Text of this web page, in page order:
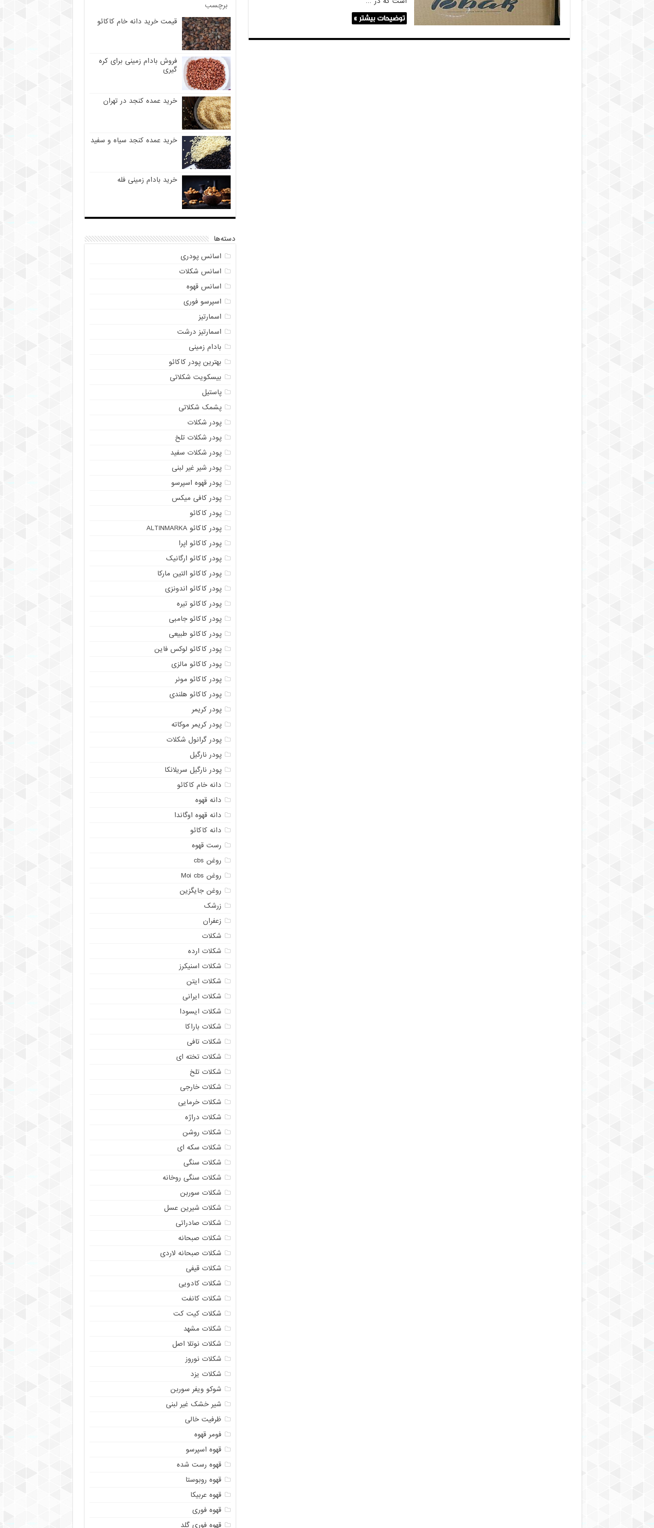
توضیحات بیشتر »
برچسب
قیمت خرید دانه خام کاکائو
فروش بادام زمینی برای کره
گیری
خرید عمده کنجد در تهران
خرید عمده کنجد سیاه و سفید
خرید بادام زمینی فله
دسته‌ها
اسانس پودری
اسانس شکلات
اسانس قهوه
اسپرسو فوری
اسمارتیز
اسمارتیز درشت
بادام زمینی
بهترین پودر کاکائو
بیسکویت شکلاتی
پاستیل
پشمک شکلاتی
پودر شکلات
پودر شکلات تلخ
پودر شکلات سفید
پودر شیر غیر لبنی
پودر قهوه اسپرسو
پودر کافی میکس
پودر کاکائو
پودر کاکائو ALTINMARKA
پودر کاکائو اپرا
پودر کاکائو ارگانیک
پودر کاکائو التین مارکا
پودر کاکائو اندونزی
پودر کاکائو تیره
پودر کاکائو جامبی
پودر کاکائو طبیعی
پودر کاکائو لوکس فاین
پودر کاکائو مالزی
پودر کاکائو مونر
پودر کاکائو هلندی
پودر کریمر
پودر کریمر موکاته
پودر گرانول شکلات
پودر نارگیل
پودر نارگیل سریلانکا
دانه خام کاکائو
دانه قهوه
دانه قهوه اوگاندا
دانه کاکائو
رست قهوه
روغن cbs
روغن Moi cbs
روغن جایگزین
زرشک
زعفران
شکلات
شکلات ارده
شکلات اسنیکرز
شکلات ایتن
شکلات ایرانی
شکلات ایسودا
شکلات باراکا
شکلات تافی
شکلات تخته ای
شکلات تلخ
شکلات خارجی
شکلات خرمایی
شکلات دراژه
شکلات روشن
شکلات سکه ای
شکلات سنگی
شکلات سنگی روخانه
شکلات سوربن
شکلات شیرین عسل
شکلات صادراتی
شکلات صبحانه
شکلات صبحانه لاردی
شکلات قیفی
شکلات کادویی
شکلات کانفت
شکلات کیت کت
شکلات مشهد
شکلات نوتلا اصل
شکلات نوروز
شکلات یزد
شوکو ویفر سوربن
شیر خشک غیر لبنی
ظرفیت خالی
فومر قهوه
قهوه اسپرسو
قهوه رست شده
قهوه روبوستا
قهوه عربیکا
قهوه فوری
قهوه فوری گلد